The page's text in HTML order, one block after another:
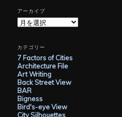
アーカイブ
ア
ー
イ
ブ
カテゴリー
7 Factors of Cities
Architecture File
Art Writing
Back Street View
BAR
Bigness
Bird's-eye View
City Silhouettes